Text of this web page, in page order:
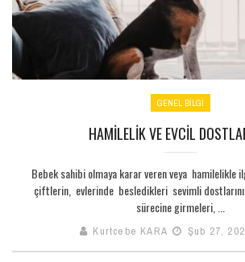
GENEL BILGI
HAMILELIK VE EVCIL
Bebek sahibi olmaya karar veren veya hamilelikle
çiftlerin, evlerinde besledikleri sevimli
sürecine girmeleri, ...
Kurtcebe KARA Şub 27,